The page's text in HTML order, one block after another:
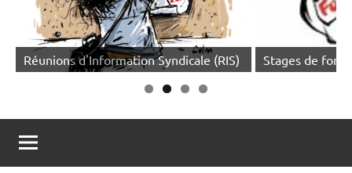
Réunions d'Information Syndicale (RIS) Stages de